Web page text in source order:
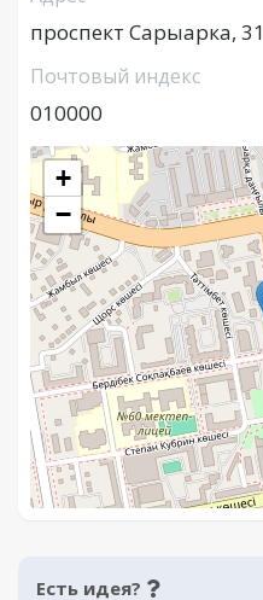
проспект Сарыарка, 31
Почтовый индекс
010000
+
−
Есть идея?